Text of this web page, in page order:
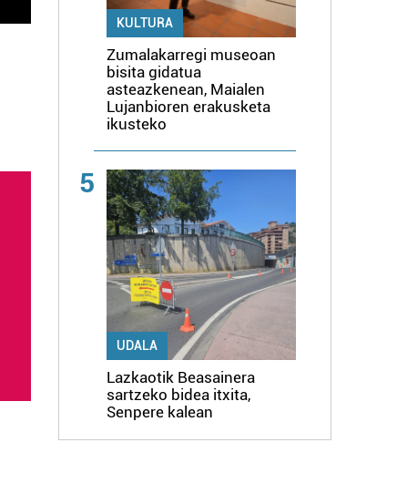
KULTURA
Zumalakarregi museoan
bisita gidatua
asteazkenean, Maialen
Lujanbioren erakusketa
ikusteko
5
UDALA
Lazkaotik Beasainera
sartzeko bidea itxita,
Senpere kalean